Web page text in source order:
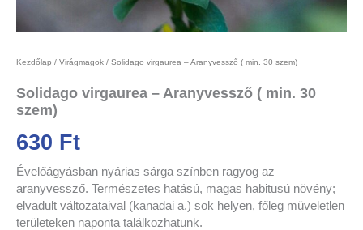
Kezdőlap / Virágmagok / Solidago virgaurea – Aranyvessző ( min. 30 szem)
Solidago virgaurea – Aranyvessző ( min. 30
szem)
630 Ft
Évelőágyásban nyárias sárga színben ragyog az
aranyvessző. Természetes hatású, magas habitusú növény;
elvadult változataival (kanadai a.) sok helyen, főleg müveletlen
területeken naponta találkozhatunk.